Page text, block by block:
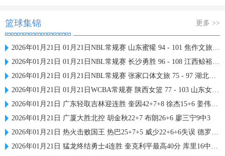
篮球集锦 更多 >>
2026年01月21日 01月21日NBL常规赛 山东蜜獾 94 - 101 焦作文旅 全场集锦
2026年01月21日 01月21日NBL常规赛 长沙勇胜 96 - 108 江西鲸裕清酒 全场集锦
2026年01月21日 01月21日NBL常规赛 张家口体文旅 75 - 97 湖北文旅 全场集锦
2026年01月21日 01月21日WCBA常规赛 陕西女篮 77 - 103 山东女篮 全场集锦
2026年01月21日 广东轻取吉林迎连胜 奎因42+7+8 徐杰15+6 姜伟泽27分
2026年01月21日 广厦大胜北控 胡金秋22+7 布朗26+6 廖三宁9中3
2026年01月21日 热火击败国王 热巴25+7+5 威少22+6+6失误 德罗赞两度引冲突
2026年01月21日 猛龙终结勇士4连胜 奎克利平最高40分 库里16中6 库明加20分